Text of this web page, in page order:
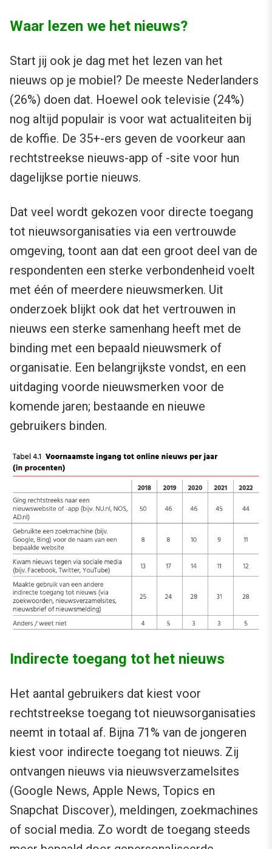
Waar lezen we het nieuws?
Start jij ook je dag met het lezen van het
nieuws op je mobiel? De meeste Nederlanders
(26%) doen dat. Hoewel ook televisie (24%)
nog altijd populair is voor wat actualiteiten bij
de koffie. De 35+-ers geven de voorkeur aan
rechtstreekse nieuws-app of -site voor hun
dagelijkse portie nieuws.
Dat veel wordt gekozen voor directe toegang
tot nieuwsorganisaties via een vertrouwde
omgeving, toont aan dat een groot deel van de
respondenten een sterke verbondenheid voelt
met één of meerdere nieuwsmerken. Uit
onderzoek blijkt ook dat het vertrouwen in
nieuws een sterke samenhang heeft met de
binding met een bepaald nieuwsmerk of
organisatie. Een belangrijkste vondst, en een
uitdaging voorde nieuwsmerken voor de
komende jaren; bestaande en nieuwe
gebruikers binden.
Indirecte toegang tot het nieuws
Het aantal gebruikers dat kiest voor
rechtstreekse toegang tot nieuwsorganisaties
neemt in totaal af. Bijna 71% van de jongeren
kiest voor indirecte toegang tot nieuws. Zij
ontvangen nieuws via nieuwsverzamelsites
(Google News, Apple News, Topics en
Snapchat Discover), meldingen, zoekmachines
of social media. Zo wordt de toegang steeds